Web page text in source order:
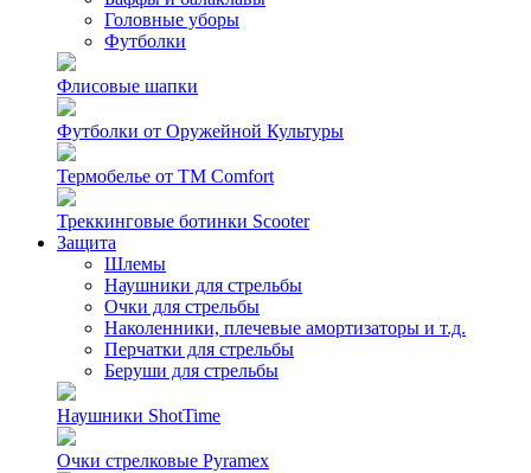
Головные уборы
Футболки
Флисовые шапки
Футболки от Оружейной Культуры
Термобелье от TM Comfort
Треккинговые ботинки Scooter
Защита
Шлемы
Наушники для стрельбы
Очки для стрельбы
Наколенники, плечевые амортизаторы и т.д.
Перчатки для стрельбы
Беруши для стрельбы
Наушники ShotTime
Очки стрелковые Pyramex